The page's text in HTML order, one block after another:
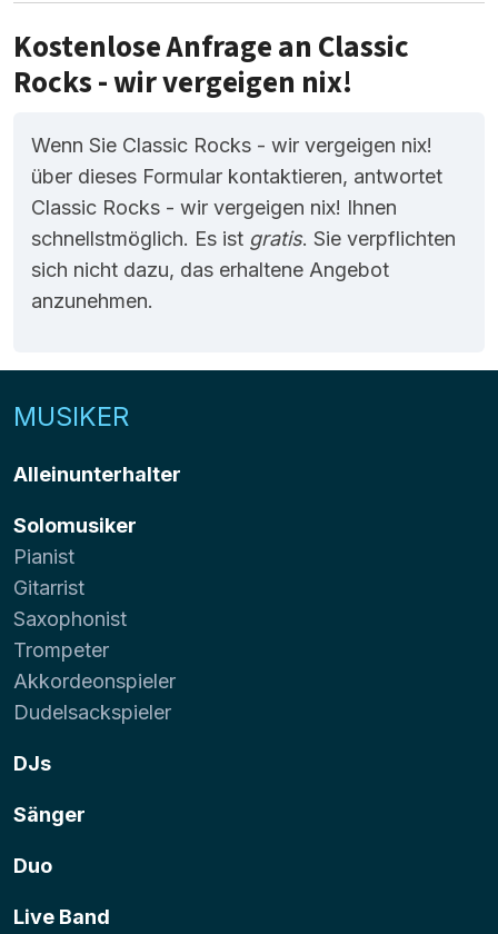
Kostenlose Anfrage an Classic
Rocks - wir vergeigen nix!
Wenn Sie Classic Rocks - wir vergeigen nix!
über dieses Formular kontaktieren, antwortet
Classic Rocks - wir vergeigen nix! Ihnen
schnellstmöglich. Es ist gratis. Sie verpflichten
sich nicht dazu, das erhaltene Angebot
anzunehmen.
MUSIKER
Alleinunterhalter
Solomusiker
Pianist
Gitarrist
Saxophonist
Trompeter
Akkordeonspieler
Dudelsackspieler
DJs
Sänger
Duo
Live Band